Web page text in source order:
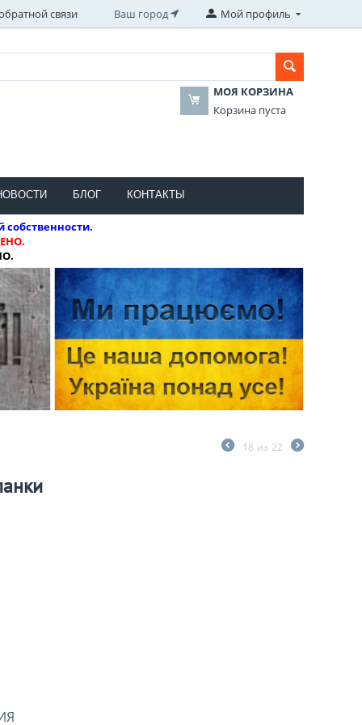
связи Ваш город Мой профиль
МОЯ КОРЗИНА
Корзина пуста
БЛОГ КОНТАКТЫ
18 из 22